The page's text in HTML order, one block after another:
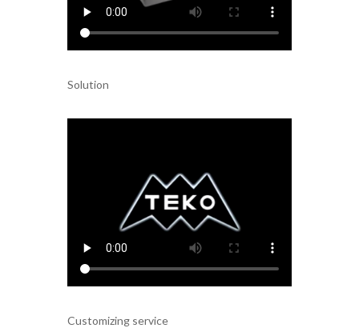
Solution
Customizing service